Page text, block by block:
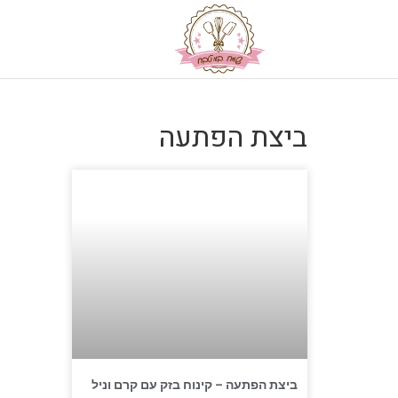
ביצת הפתעה
ביצת הפתעה – קינוח בזק עם קרם וניל